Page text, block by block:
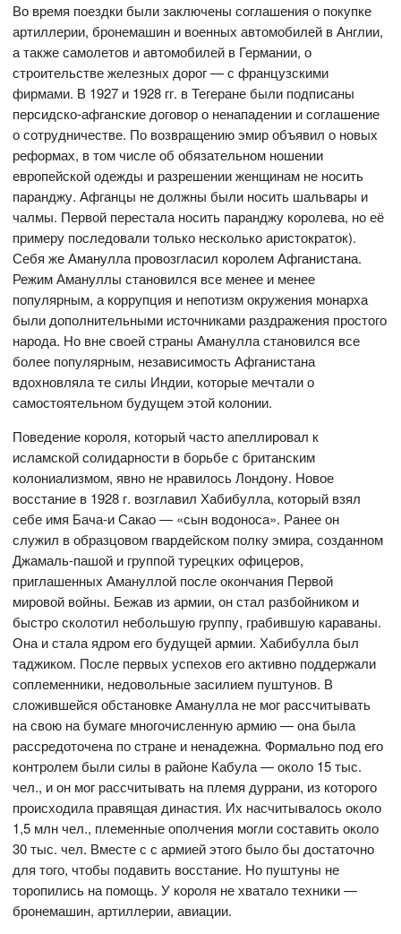
Во время поездки были заключены соглашения о покупке
артиллерии, бронемашин и военных автомобилей в Англии,
а также самолетов и автомобилей в Германии, о
строительстве железных дорог — с французскими
фирмами. В 1927 и 1928 гг. в Тегеране были подписаны
персидско-афганские договор о ненападении и соглашение
о сотрудничестве. По возвращению эмир объявил о новых
реформах, в том числе об обязательном ношении
европейской одежды и разрешении женщинам не носить
паранджу. Афганцы не должны были носить шальвары и
чалмы. Первой перестала носить паранджу королева, но её
примеру последовали только несколько аристократок).
Себя же Аманулла провозгласил королем Афганистана.
Режим Амануллы становился все менее и менее
популярным, а коррупция и непотизм окружения монарха
были дополнительными источниками раздражения простого
народа. Но вне своей страны Аманулла становился все
более популярным, независимость Афганистана
вдохновляла те силы Индии, которые мечтали о
самостоятельном будущем этой колонии.
Поведение короля, который часто апеллировал к
исламской солидарности в борьбе с британским
колониализмом, явно не нравилось Лондону. Новое
восстание в 1928 г. возглавил Хабибулла, который взял
себе имя Бача-и Сакао — «сын водоноса». Ранее он
служил в образцовом гвардейском полку эмира, созданном
Джамаль-пашой и группой турецких офицеров,
приглашенных Амануллой после окончания Первой
мировой войны. Бежав из армии, он стал разбойником и
быстро сколотил небольшую группу, грабившую караваны.
Она и стала ядром его будущей армии. Хабибулла был
таджиком. После первых успехов его активно поддержали
соплеменники, недовольные засилием пуштунов. В
сложившейся обстановке Аманулла не мог рассчитывать
на свою на бумаге многочисленную армию — она была
рассредоточена по стране и ненадежна. Формально под его
контролем были силы в районе Кабула — около 15 тыс.
чел., и он мог рассчитывать на племя дуррани, из которого
происходила правящая династия. Их насчитывалось около
1,5 млн чел., племенные ополчения могли составить около
30 тыс. чел. Вместе с с армией этого было бы достаточно
для того, чтобы подавить восстание. Но пуштуны не
торопились на помощь. У короля не хватало техники —
бронемашин, артиллерии, авиации.